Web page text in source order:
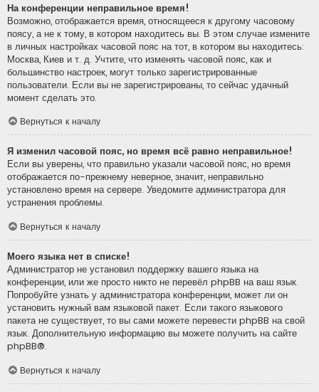
На конференции неправильное время!
Возможно, отображается время, относящееся к другому часовому
поясу, а не к тому, в котором находитесь вы. В этом случае измените
в личных настройках часовой пояс на тот, в котором вы находитесь:
Москва, Киев и т. д. Учтите, что изменять часовой пояс, как и
большинство настроек, могут только зарегистрированные
пользователи. Если вы не зарегистрированы, то сейчас удачный
момент сделать это.
Вернуться к началу
Я изменил часовой пояс, но время всё равно неправильное!
Если вы уверены, что правильно указали часовой пояс, но время
отображается по-прежнему неверное, значит, неправильно
установлено время на сервере. Уведомите администратора для
устранения проблемы.
Вернуться к началу
Моего языка нет в списке!
Администратор не установил поддержку вашего языка на
конференции, или же просто никто не перевёл phpBB на ваш язык.
Попробуйте узнать у администратора конференции, может ли он
установить нужный вам языковой пакет. Если такого языкового
пакета не существует, то вы сами можете перевести phpBB на свой
язык. Дополнительную информацию вы можете получить на сайте
phpBB®.
Вернуться к началу